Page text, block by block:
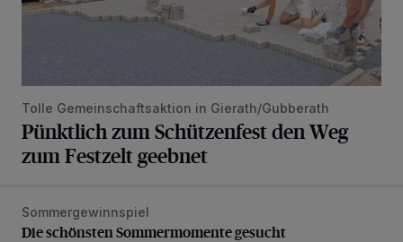
Tolle Gemeinschaftsaktion in Gierath/Gubberath
Pünktlich zum Schützenfest den Weg
zum Festzelt geebnet
Die schönsten Sommermomente gesucht
Sommergewinnspiel
Die schönsten Sommermomente gesucht